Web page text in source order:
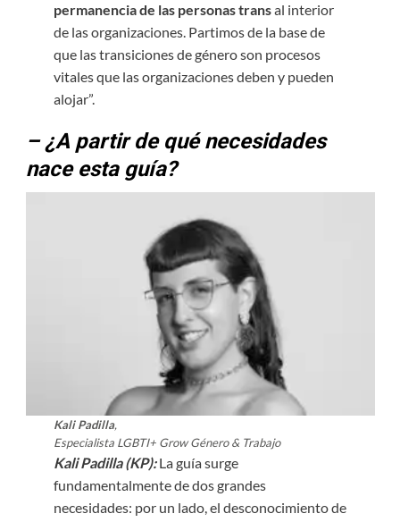
permanencia de las personas transal interior
de las organizaciones. Partimos de la base de
que las transiciones de género son procesos
vitales que las organizaciones deben y pueden
alojar”.
– ¿A partir de qué necesidades
nace esta guía?
Kali Padilla,
Especialista LGBTI+ Grow Género & Trabajo
Kali Padilla (KP):La guía surge
fundamentalmente de dos grandes
necesidades: por un lado, el desconocimiento de